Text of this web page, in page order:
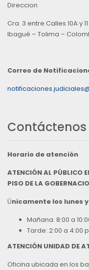
Direccion
Cra. 3 entre Calles 10A y 11
Ibagué – Tolima –
Correo de
Contáctenos
Horario de atención
ATENCIÓN AL PÚBLICO
PISO DE LA
Únicamente los lunes
Mañana: 8:00 a
Tarde: 2:00 a 4:00
ATENCIÓN UNIDAD DE
Oficina ubicada en los